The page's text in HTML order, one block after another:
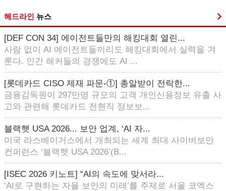
헤드라인 뉴스
[DEF CON 34] 에이전트들만의 해킹대회 열린...
사람 없이 AI 에이전트들끼리도 해킹대회에서 실력을 겨
룬다. 인간 해커들의 경쟁에도 AI ...
[롯데카드 CISO 제재 파문-①] 총알받이 전락한...
금융감독원이 297만명 규모의 고객 개인신용정보 유출 사
고와 관련해 롯데카드 전현직 정보보...
블랙햇 USA 2026... 보안 업계, ‘AI 자...
미국 라스베이거스에서 개최되는 세계 최대 사이버보안
컨퍼런스 ‘블랙햇 USA 2026’(B...
[ISEC 2026 키노트] “AI의 속도에 맞서라...
‘AI로 구현하는 자율 보안의 미래’를 주제로 서울 코엑스